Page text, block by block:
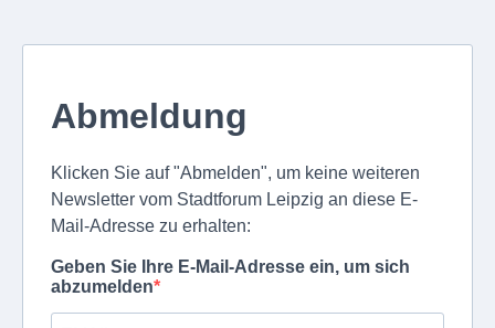
Abmeldung
Klicken Sie auf "Abmelden", um keine weiteren
Newsletter vom Stadtforum Leipzig an diese E-
Mail-Adresse zu erhalten:
Geben Sie Ihre E-Mail-Adresse ein, um sich
abzumelden